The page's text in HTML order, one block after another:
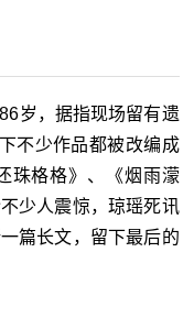
岁，据指现场留有遗
不少作品都被改编成
珠格格》、《烟雨濛
少人震惊，琼瑶死讯
篇长文，留下最后的